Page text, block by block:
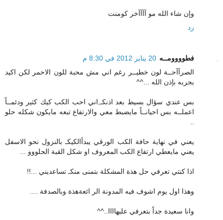
وإن شاء الله مو آآآآخر كومنت
رد
فطوووومــه 20 يناير 2012 في 8:30 م
الصرآآحــة لون خطيــر رغم اني مش محبة للون الاحمر لكن اكيد
بجربه بإذن الله ...^^
بس عندي سؤال بسيط بعد اذنكـ,اني احب الكب كيك كثير ودئمــاً
اعملــه بس احيانــاً مايضبط معي والارتفاع تبعه مايكون شكله حلو
يعني في نهاية حافة الكب الورقي يبدأالكيكـ بالنزول نحو الاسفل
يعني مايعطي ارتفاع الكب المعروف او شكل القبة الحلووو ...
اذا كنتي تعرفي حل هذة المشكلة بتمنى منكـ تساعديني ...!!
وهذا اول يوم اشوف فيه المدونة الر ائعةهذة وبالصدفة ....
وانا سعيدة جداً بتعرفي عليهاااا..^^